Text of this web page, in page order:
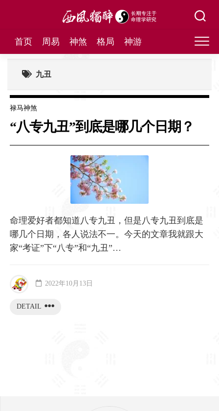
首页 周易 神煞 格局 神游
九丑
禄马神煞
“八专九丑”到底是哪几个日期？
​命理爱好者都知道八专九丑，但是八专九丑到底是
哪几个日期，各人说法不一。今天的文章我就跟大
家“考证”下“八专”和“九丑”…
DETAIL
2022年10月13日